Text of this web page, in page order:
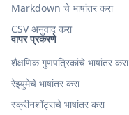
वापर प्रकरणे
शैक्षणिक गुणपत्रिकांचे भाषांतर करा
रेझ्युमेचे भाषांतर करा
स्क्रीनशॉट्सचे भाषांतर करा
Markdown चे भाषांतर करा
CSV अनुवाद करा